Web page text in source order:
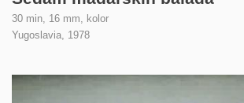
30 min, 16 mm, kolor
Yugoslavia, 1978